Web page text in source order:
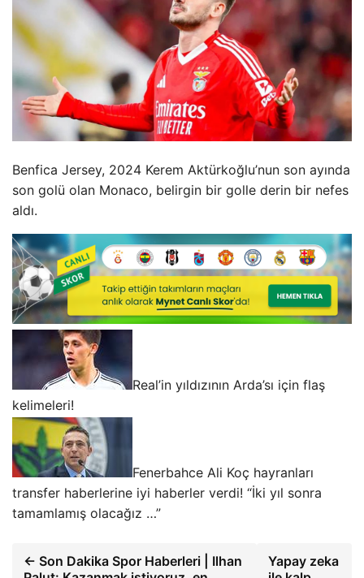
Benfica Jersey, 2024 Kerem Aktürkoğlu’nun son ayında
son golü olan Monaco, belirgin bir golle derin bir nefes
aldı.
Real’in yıldızının Arda’sı için flaş
kelimeleri!
Fenerbahce Ali Koç hayranları
transfer haberlerine iyi haberler verdi! “İki yıl sonra
tamamlamış olacağız …”
← Son Dakika Spor Haberleri | Ilhan
Yapay zeka